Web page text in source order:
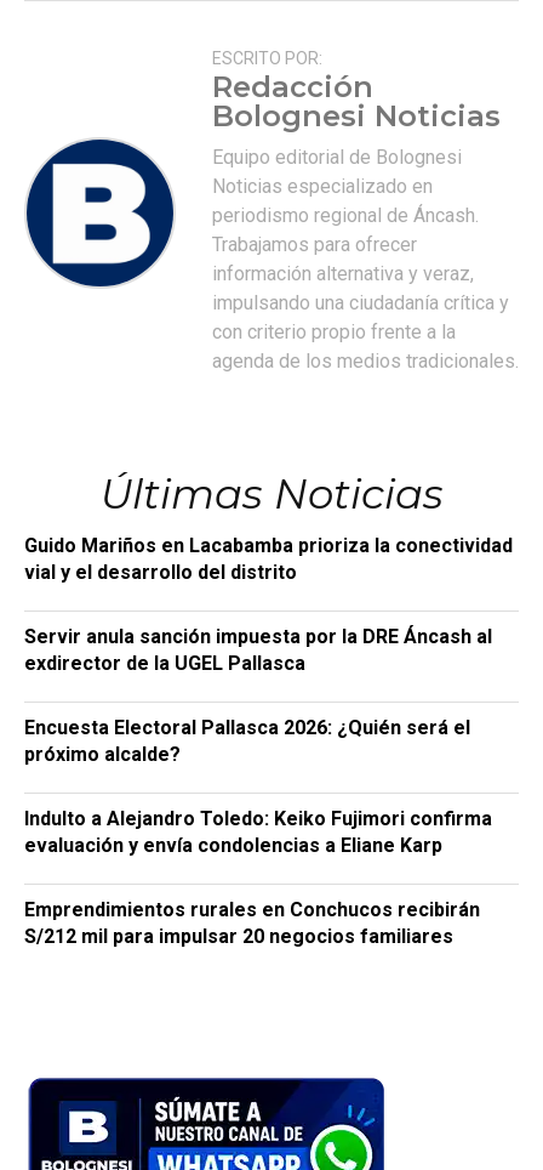
ESCRITO POR:
Redacción
Bolognesi Noticias
Equipo editorial de Bolognesi
Noticias especializado en
periodismo regional de Áncash.
Trabajamos para ofrecer
información alternativa y veraz,
impulsando una ciudadanía crítica y
con criterio propio frente a la
agenda de los medios tradicionales.
Últimas Noticias
Guido Mariños en Lacabamba prioriza la conectividad
vial y el desarrollo del distrito
Servir anula sanción impuesta por la DRE Áncash al
exdirector de la UGEL Pallasca
Encuesta Electoral Pallasca 2026: ¿Quién será el
próximo alcalde?
Indulto a Alejandro Toledo: Keiko Fujimori confirma
evaluación y envía condolencias a Eliane Karp
Emprendimientos rurales en Conchucos recibirán
S/212 mil para impulsar 20 negocios familiares